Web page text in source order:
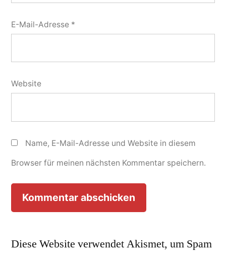
E-Mail-Adresse *
Website
Name, E-Mail-Adresse und Website in diesem
Browser für meinen nächsten Kommentar speichern.
Diese Website verwendet Akismet, um Spam